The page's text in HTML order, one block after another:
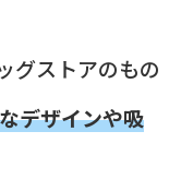
グストアのもの
デザインや吸